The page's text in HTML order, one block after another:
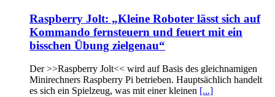
Raspberry Jolt: „Kleine Roboter lässt sich auf
Kommando fernsteuern und feuert mit ein
bisschen Übung zielgenau“
Der >>Raspberry Jolt<< wird auf Basis des gleichnamigen
Minirechners Raspberry Pi betrieben. Hauptsächlich handelt
es sich ein Spielzeug, was mit einer kleinen [...]